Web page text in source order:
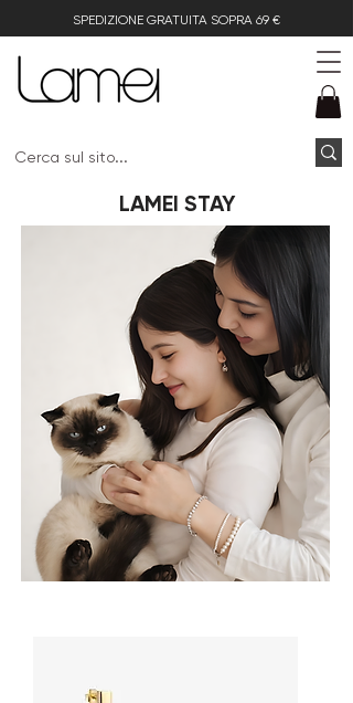
SPEDIZIONE GRATUITA SOPRA 69 €
LAMEI STAY